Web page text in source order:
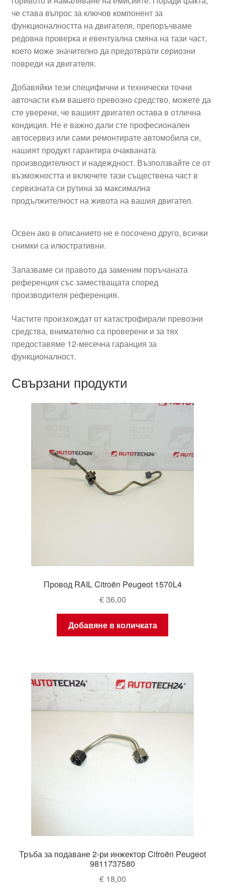
че става въпрос за ключов компонент за
функционалността на двигателя, препоръчваме
редовна проверка и евентуална смяна на тази част,
което може значително да предотврати сериозни
повреди на двигателя.
Добавяйки тези специфични и технически точни
авточасти към вашето превозно средство, можете да
сте уверени, че вашият двигател остава в отлична
кондиция. Не е важно дали сте професионален
автосервиз или сами ремонтирате автомобила си,
нашият продукт гарантира очакваната
производителност и надеждност. Възползвайте се от
възможността и включете тази съществена част в
сервизната си рутина за максимална
продължителност на живота на вашия двигател.
Освен ако в описанието не е посочено друго, всички
снимки са илюстративни.
Запазваме си правото да заменим поръчаната
референция със заместващата според
производителя референция.
Частите произхождат от катастрофирали превозни
средства, внимателно са проверени и за тях
предоставяме 12-месечна гаранция за
функционалност.
Свързани продукти
Провод RAIL Citroën Peugeot 1570L4
€36,00
Добавяне в количката
Тръба за подаване 2-ри инжектор Citroën Peugeot
9811737580
€18,00